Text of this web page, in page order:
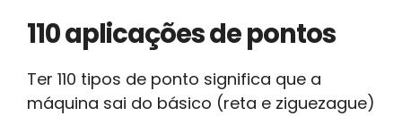
110 aplicações de pontos
Ter 110 tipos de ponto significa que a
máquina sai do básico (reta e ziguezague)